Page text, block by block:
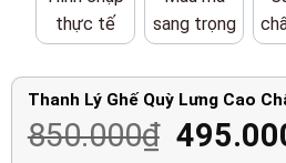
thực tế
sang trọng
Thanh Lý Ghế Quỳ Lưng Cao
850.000₫ Giá